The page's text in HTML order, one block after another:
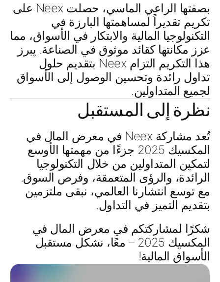
بصفتها الراعي الماسي
، حصلت Neex على
تكريم تقديراً لمساهمتها البارزة في
التكنولوجيا المالية والابتكار في الأسواق، مما
عزز مكانتها كقائد موثوق في الصناعة. يبرز
هذا التكريم التزام Neex بتقديم حلول
تداول رائدة وتحسين الوصول إلى الأسواق
لجميع المتداولين.
نظرة إلى المستقبل
تُعد مشاركة Neex في
معرض المال في
المكسيك 2025
جزءًا من مهمتها الأوسع
لتمكين المتداولين من خلال التكنولوجيا
الرائدة، والرؤى المتعمقة، وفرص السوق.
مع توسع انتشارنا العالمي، نبقى ملتزمين
بتقديم التميز في التداول.
شكرًا لمشاركتكم في معرض المال في
المكسيك 2025 – معًا، نشكل مستقبل
الأسواق المالية!